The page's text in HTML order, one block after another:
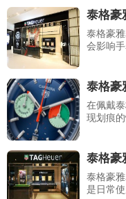
泰格豪
泰格豪
会影响
泰格豪
在佩戴
现划痕
泰格豪
泰格豪
是日常